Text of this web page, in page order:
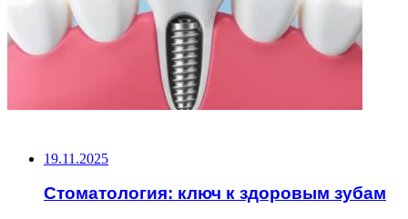
19.11.2025
Стоматология: ключ к здоровым зубам